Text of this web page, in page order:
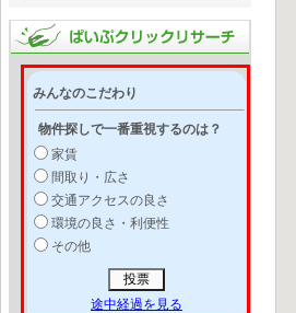
みんなのこだわり
物件探しで一番重視するのは？
家賃
間取り・広さ
交通アクセスの良さ
環境の良さ・利便性
その他
途中経過を見る